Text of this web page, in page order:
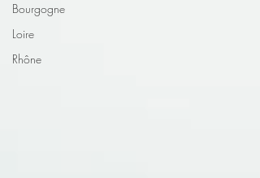
Bourgogne
Loire
Rhône